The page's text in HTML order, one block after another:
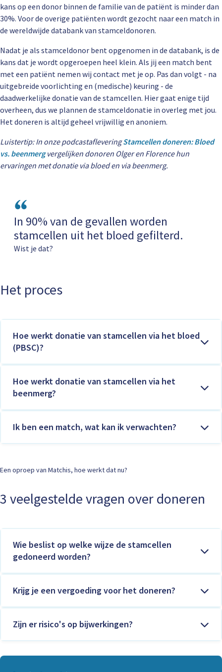
kans op een donor binnen de familie van de patiënt is minder dan
30%. Voor de overige patiënten wordt gezocht naar een match in
de wereldwijde databank van stamceldonoren.
Nadat je als stamceldonor bent opgenomen in de databank, is de
kans dat je wordt opgeroepen heel klein. Als jij een match bent
met een patiënt nemen wij contact met je op. Pas dan volgt - na
uitgebreide voorlichting en (medische) keuring - de
daadwerkelijke donatie van de stamcellen. Hier gaat enige tijd
overheen, dus we plannen de stamceldonatie in overleg met jou.
Het doneren is altijd geheel vrijwillig en anoniem.
Luistertip: In onze podcastafleveringStamcellen doneren: Bloed
vs. beenmergvergelijken donoren Olger en Florence hun
ervaringen met donatie via bloed en via beenmerg.
In 90% van de gevallen worden
stamcellen uit het bloed gefilterd.
Wist je dat?
Het proces
Hoe werkt donatie van stamcellen via het bloed
(PBSC)?
Hoe werkt donatie van stamcellen via het
beenmerg?
Ik ben een match, wat kan ik verwachten?
Een oproep van Matchis, hoe werkt dat nu?
3 veelgestelde vragen over doneren
Wie beslist op welke wijze de stamcellen
gedoneerd worden?
Krijg je een vergoeding voor het doneren?
Zijn er risico's op bijwerkingen?